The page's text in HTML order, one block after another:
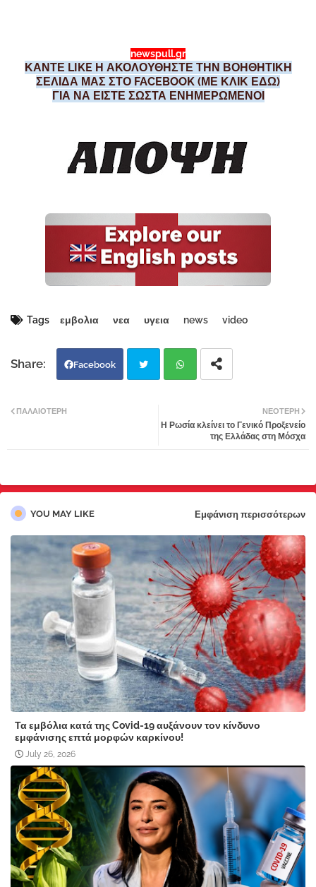
newspull.gr
ΚΑΝΤΕ LIKE Η ΑΚΟΛΟΥΘΗΣΤΕ ΤΗΝ ΒΟΗΘΗΤΙΚΗ
ΣΕΛΙΔΑ ΜΑΣ ΣΤΟ FACEBOOK (ΜΕ ΚΛΙΚ ΕΔΩ)
ΓΙΑ ΝΑ ΕΙΣΤΕ ΣΩΣΤΑ ΕΝΗΜΕΡΩΜΕΝΟΙ
Tags εμβολια νεα υγεια news video
Facebook
atsa
ΝΕΌΤΕΡΗ
Η Ρωσία κλείνει το Γενικό Προξενείο
της Ελλάδας στη Μόσχα
ΠΑΛΑΙΌΤΕΡΗ
YOU MAY LIKE Εμφάνιση περισσότερων
Τα εμβόλια κατά της Covid-19 αυξάνουν τον κίνδυνο
εμφάνισης επτά μορφών καρκίνου!
July 26, 2026